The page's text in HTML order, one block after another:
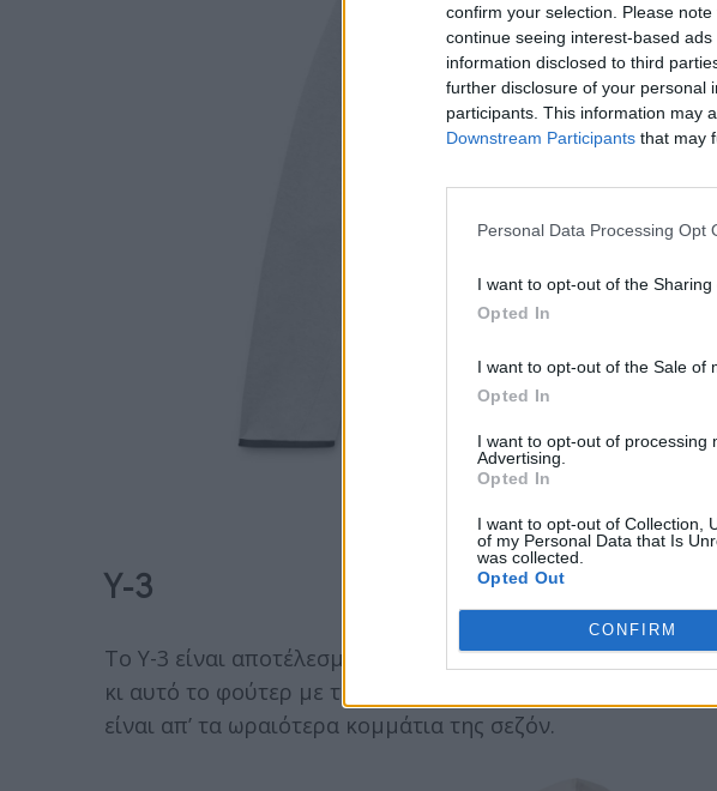
confirm your selection. Please
continue seeing interest-based
information disclosed to third
further disclosure of your personal
participants. This information may
Downstream Participants that may
Personal Data Processing Opt
I want to opt-out of the Sharing
Opted In
I want to opt-out of the Sale of
Opted In
I want to opt-out of processing
Advertising.
Opted In
I want to opt-out of Collection,
of my Personal Data that Is
was collected.
Opted Out
CONFIRM
mrporter.com
Y-3
To Y-3 είναι αποτέλεσμα της συνεργασίας του καλλιτέχνη
κι αυτό το φούτερ με τη χαλαρή εφαρμογή και τη
είναι απ’ τα ωραιότερα κομμάτια της σεζόν.